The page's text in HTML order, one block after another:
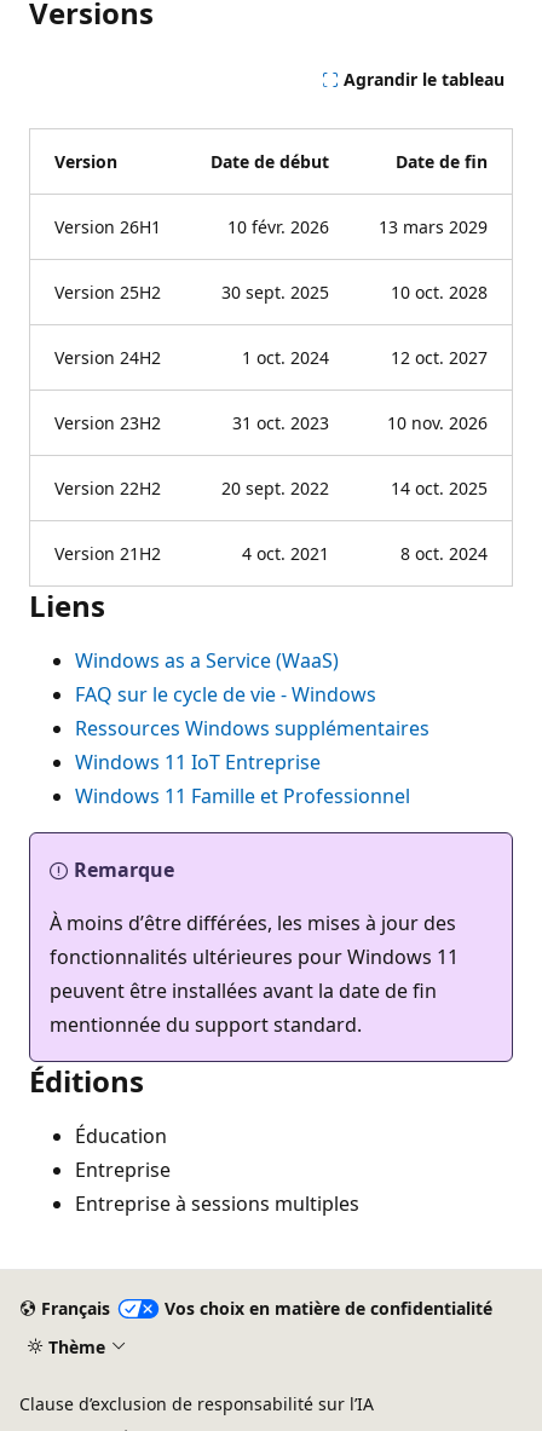
Versions
Agrandir le tableau
Version Date de début Date de fin
Version 26H1 10 févr. 2026 13 mars 2029
Version 25H2 30 sept. 2025 10 oct. 2028
Version 24H2 1 oct. 2024 12 oct. 2027
Version 23H2 31 oct. 2023 10 nov. 2026
Version 22H2 20 sept. 2022 14 oct. 2025
Version 21H2 4 oct. 2021 8 oct. 2024
Liens
Windows as a Service (WaaS)
FAQ sur le cycle de vie - Windows
Ressources Windows supplémentaires
Windows 11 IoT Entreprise
Windows 11 Famille et Professionnel
Remarque
À moins dʼêtre différées, les mises à jour des
fonctionnalités ultérieures pour Windows 11
peuvent être installées avant la date de fin
mentionnée du support standard.
Éditions
Éducation
Entreprise
Entreprise à sessions multiples
Français
Vos choix en matière de confidentialité
Thème
Clause d’exclusion de responsabilité sur l’IA